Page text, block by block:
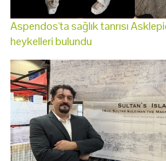
Aspendos'ta sağlık tanrısı
heykelleri bulundu